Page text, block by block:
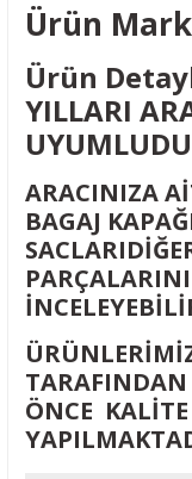
Ürün
Ürün
YILLARI
ARACINIZA
BAGAJ
TARAFINDAN
ÖNCE